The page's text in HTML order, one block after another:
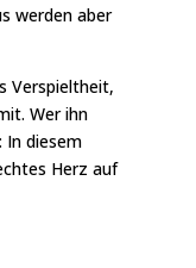
werden aber
Verspieltheit,
Wer ihn
In diesem
Herz auf